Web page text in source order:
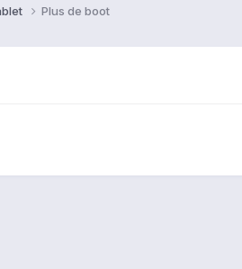
Plus de boot